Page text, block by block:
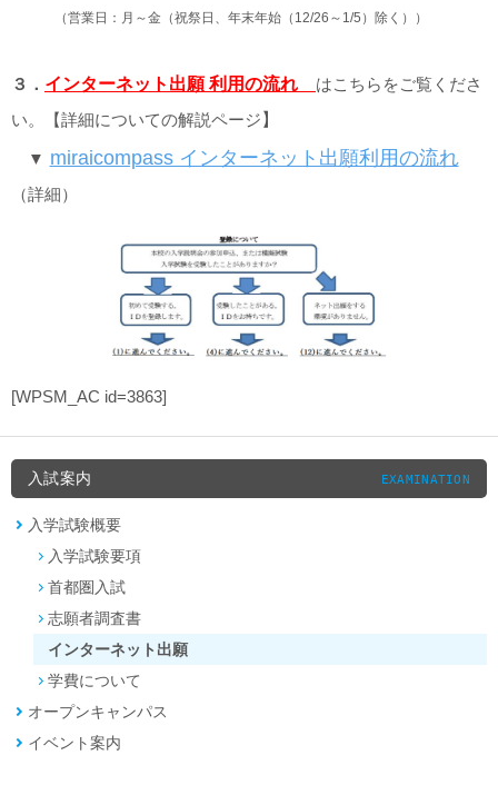
（営業日：月～金（祝祭日、年末年始（12/26～1/5）除く））
３． インターネット出願 利用の流れ はこちらをご覧くださ
い。【詳細についての解説ページ 】
▼ miraicompass インターネット出願利用の流れ
（詳細）
[WPSM_AC id=3863]
入試案内 EXAMINATION
入学試験概要
入学試験要項
首都圏入試
志願者調査書
インターネット出願
学費について
オープンキャンパス
イベント案内